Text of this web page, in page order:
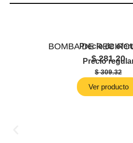
BOMBA DEPrecio de
$281.20
Precio
$309.32
Ver producto